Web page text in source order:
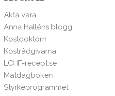
Äkta vara
Anna Halléns blogg
Kostdoktorn
Kostrådgivarna
LCHF-recept.se
Matdagboken
Styrkeprogrammet